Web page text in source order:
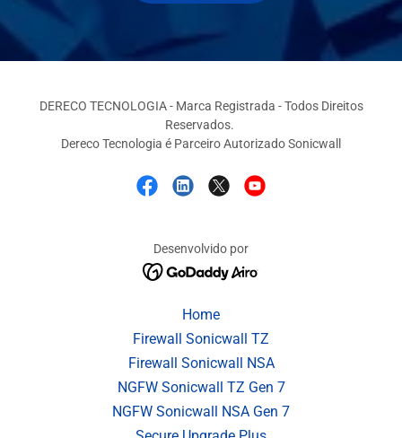
DERECO TECNOLOGIA - Marca Registrada - Todos Direitos
Reservados.
Dereco Tecnologia é Parceiro Autorizado Sonicwall
Desenvolvido por
Home
Firewall Sonicwall TZ
Firewall Sonicwall NSA
NGFW Sonicwall TZ Gen 7
NGFW Sonicwall NSA Gen 7